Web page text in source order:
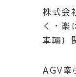
株式会
く・楽
車輛）
AGV